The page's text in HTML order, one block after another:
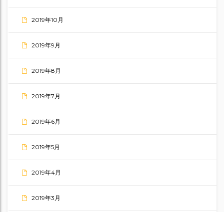
2019年10月
2019年9月
2019年8月
2019年7月
2019年6月
2019年5月
2019年4月
2019年3月